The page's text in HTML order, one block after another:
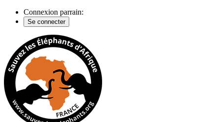
Connexion parrain:
Se connecter